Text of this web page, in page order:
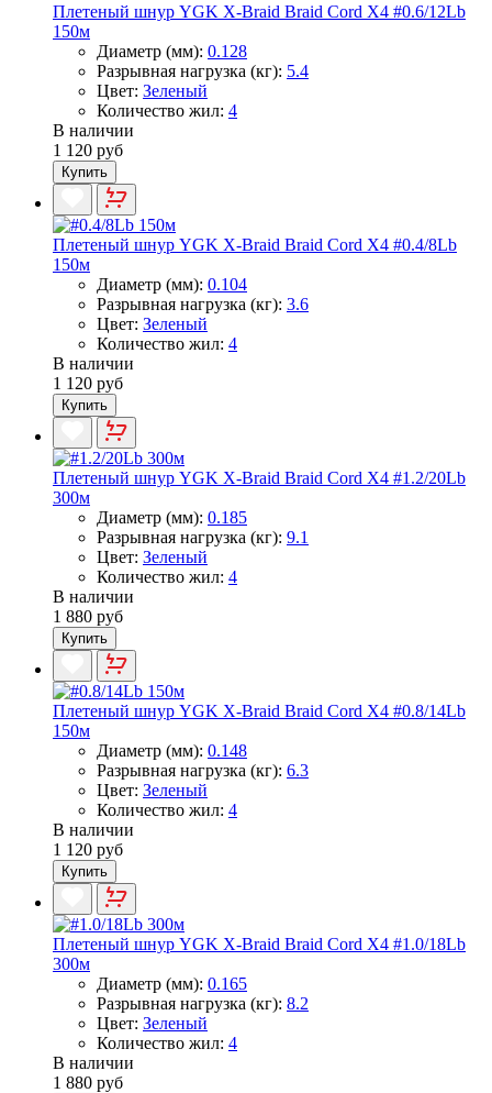
Плетеный шнур YGK X-Braid Braid Cord X4 #0.6/12Lb
150м
Диаметр (мм): 0.128
Разрывная нагрузка (кг): 5.4
Цвет: Зеленый
Количество жил: 4
В наличии
1 120 руб
Купить
Плетеный шнур YGK X-Braid Braid Cord X4 #0.4/8Lb
150м
Диаметр (мм): 0.104
Разрывная нагрузка (кг): 3.6
Цвет: Зеленый
Количество жил: 4
В наличии
1 120 руб
Купить
Плетеный шнур YGK X-Braid Braid Cord X4 #1.2/20Lb
300м
Диаметр (мм): 0.185
Разрывная нагрузка (кг): 9.1
Цвет: Зеленый
Количество жил: 4
В наличии
1 880 руб
Купить
Плетеный шнур YGK X-Braid Braid Cord X4 #0.8/14Lb
150м
Диаметр (мм): 0.148
Разрывная нагрузка (кг): 6.3
Цвет: Зеленый
Количество жил: 4
В наличии
1 120 руб
Купить
Плетеный шнур YGK X-Braid Braid Cord X4 #1.0/18Lb
300м
Диаметр (мм): 0.165
Разрывная нагрузка (кг): 8.2
Цвет: Зеленый
Количество жил: 4
В наличии
1 880 руб